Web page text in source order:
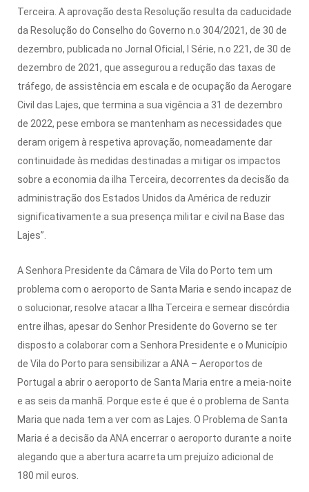
Terceira. A aprovação desta Resolução resulta da caducidade
da Resolução do Conselho do Governo n.o 304/2021, de 30 de
dezembro, publicada no Jornal Oficial, I Série, n.o 221, de 30 de
dezembro de 2021, que assegurou a redução das taxas de
tráfego, de assistência em escala e de ocupação da Aerogare
Civil das Lajes, que termina a sua vigência a 31 de dezembro
de 2022, pese embora se mantenham as necessidades que
deram origem à respetiva aprovação, nomeadamente dar
continuidade às medidas destinadas a mitigar os impactos
sobre a economia da ilha Terceira, decorrentes da decisão da
administração dos Estados Unidos da América de reduzir
significativamente a sua presença militar e civil na Base das
Lajes”.
A Senhora Presidente da Câmara de Vila do Porto tem um
problema com o aeroporto de Santa Maria e sendo incapaz de
o solucionar, resolve atacar a Ilha Terceira e semear discórdia
entre ilhas, apesar do Senhor Presidente do Governo se ter
disposto a colaborar com a Senhora Presidente e o Município
de Vila do Porto para sensibilizar a ANA – Aeroportos de
Portugal a abrir o aeroporto de Santa Maria entre a meia-noite
e as seis da manhã. Porque este é que é o problema de Santa
Maria que nada tem a ver com as Lajes. O Problema de Santa
Maria é a decisão da ANA encerrar o aeroporto durante a noite
alegando que a abertura acarreta um prejuízo adicional de
180 mil euros.